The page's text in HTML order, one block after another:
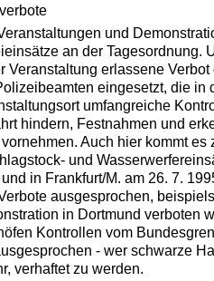
und
an der Tagesordnung.
Veranstaltung erlassene
eingesetzt, die in
umfangreiche
hindern, Festnahmen und
Auch hier kommt es
und
in Frankfurt/M. am 26. 7.
ausgesprochen,
in Dortmund verboten
Kontrollen vom
- wer schwarze
verhaftet zu werden.